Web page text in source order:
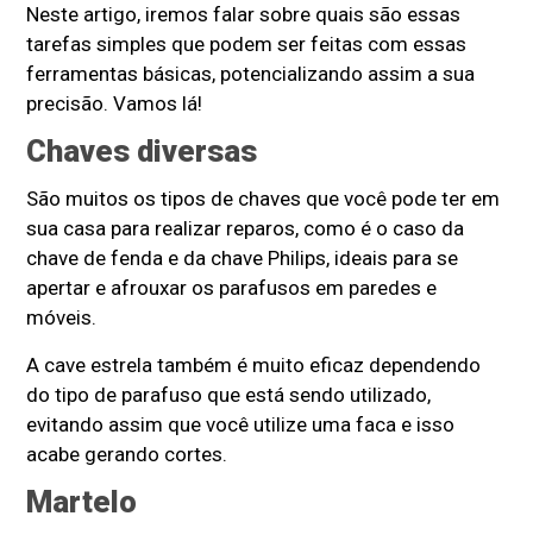
Neste artigo, iremos falar sobre quais são essas
tarefas simples que podem ser feitas com essas
ferramentas básicas, potencializando assim a sua
precisão. Vamos lá!
Chaves diversas
São muitos os tipos de chaves que você pode ter em
sua casa para realizar reparos, como é o caso da
chave de fenda e da chave Philips, ideais para se
apertar e afrouxar os parafusos em paredes e
móveis.
A cave estrela também é muito eficaz dependendo
do tipo de parafuso que está sendo utilizado,
evitando assim que você utilize uma faca e isso
acabe gerando cortes.
Martelo